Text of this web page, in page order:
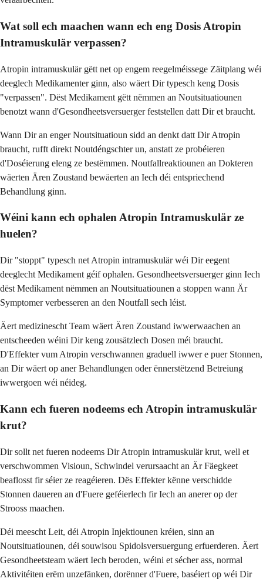
Wat soll ech maachen wann ech eng Dosis Atropin
Intramuskulär verpassen?
Atropin intramuskulär gëtt net op engem reegelméissege Zäitplang wéi
deeglech Medikamenter ginn, also wäert Dir typesch keng Dosis
"verpassen". Dëst Medikament gëtt nëmmen an Noutsituatiounen
benotzt wann d'Gesondheetsversuerger feststellen datt Dir et braucht.
Wann Dir an enger Noutsituatioun sidd an denkt datt Dir Atropin
braucht, rufft direkt Noutdéngschter un, anstatt ze probéieren
d'Doséierung eleng ze bestëmmen. Noutfallreaktiounen an Dokteren
wäerten Ären Zoustand bewäerten an Iech déi entspriechend
Behandlung ginn.
Wéini kann ech ophalen Atropin Intramuskulär ze
huelen?
Dir "stoppt" typesch net Atropin intramuskulär wéi Dir eegent
deeglecht Medikament géif ophalen. Gesondheetsversuerger ginn Iech
dëst Medikament nëmmen an Noutsituatiounen a stoppen wann Är
Symptomer verbesseren an den Noutfall sech léist.
Äert medizinescht Team wäert Ären Zoustand iwwerwaachen an
entscheeden wéini Dir keng zousätzlech Dosen méi braucht.
D'Effekter vum Atropin verschwannen graduell iwwer e puer Stonnen,
an Dir wäert op aner Behandlungen oder ënnerstëtzend Betreiung
iwwergoen wéi néideg.
Kann ech fueren nodeems ech Atropin intramuskulär
krut?
Dir sollt net fueren nodeems Dir Atropin intramuskulär krut, well et
verschwommen Visioun, Schwindel verursaacht an Är Fäegkeet
beaflosst fir séier ze reagéieren. Dës Effekter kënne verschidde
Stonnen daueren an d'Fuere geféierlech fir Iech an anerer op der
Strooss maachen.
Déi meescht Leit, déi Atropin Injektiounen kréien, sinn an
Noutsituatiounen, déi souwisou Spidolsversuergung erfuerderen. Äert
Gesondheetsteam wäert Iech beroden, wéini et sécher ass, normal
Aktivitéiten erëm unzefänken, dorënner d'Fuere, baséiert op wéi Dir